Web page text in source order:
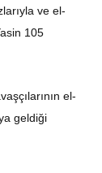
ve el-
105
el-
geldiği